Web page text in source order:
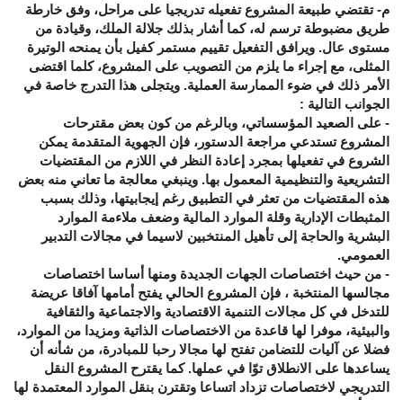
م- تقتضي طبيعة المشروع تفعيله تدريجيا على مراحل، وفق خارطة
طريق مضبوطة ترسم له، كما أشار بذلك جلالة الملك، وقيادة من
مستوى عال. ويرافق التفعيل تقييم مستمر كفيل بأن يمنحه الوتيرة
المثلى، مع إجراء ما يلزم من التصويب على المشروع، كلما اقتضى
الأمر ذلك في ضوء الممارسة العملية. ويتجلى هذا التدرج خاصة في
الجوانب التالية :
- على الصعيد المؤسساتي، وبالرغم من كون بعض مقترحات
المشروع تستدعي مراجعة الدستور، فإن الجهوية المتقدمة يمكن
الشروع في تفعيلها بمجرد إعادة النظر في اللازم من المقتضيات
التشريعية والتنظيمية المعمول بها. وينبغي معالجة ما تعاني منه بعض
هذه المقتضيات من تعثر في التطبيق رغم إيجابيتها، وذلك بسبب
المثبطات الإدارية وقلة الموارد المالية وضعف ملاءمة الموارد
البشرية والحاجة إلى تأهيل المنتخبين لاسيما في مجالات التدبير
العمومي.
- من حيث اختصاصات الجهات الجديدة ومنها أساسا اختصاصات
مجالسها المنتخبة ، فإن المشروع الحالي يفتح أمامها آفاقا عريضة
للتدخل في كل مجالات التنمية الاقتصادية والاجتماعية والثقافية
والبيئية، موفرا لها قاعدة من الاختصاصات الذاتية ومزيدا من الموارد،
فضلا عن آليات للتضامن تفتح لها مجالا رحبا للمبادرة، من شأنه أن
يساعدها على الانطلاق توّا في عملها. كما يقترح المشروع النقل
التدريجي لاختصاصات تزداد اتساعا وتقترن بنقل الموارد المعتمدة لها